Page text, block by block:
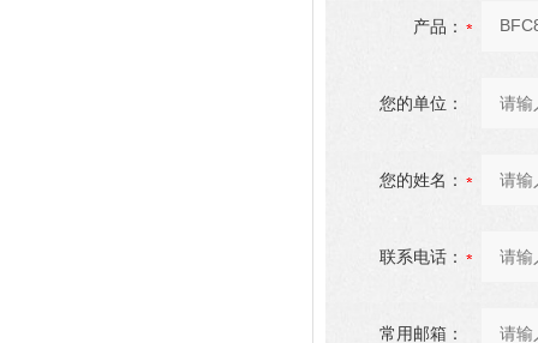
产品：
您的单位：
您的姓名：
联系电话：
常用邮箱：